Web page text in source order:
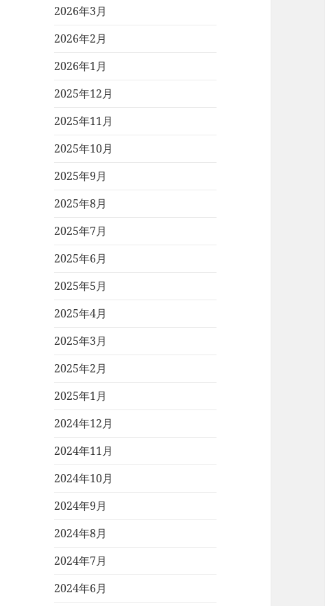
2026年3月
2026年2月
2026年1月
2025年12月
2025年11月
2025年10月
2025年9月
2025年8月
2025年7月
2025年6月
2025年5月
2025年4月
2025年3月
2025年2月
2025年1月
2024年12月
2024年11月
2024年10月
2024年9月
2024年8月
2024年7月
2024年6月